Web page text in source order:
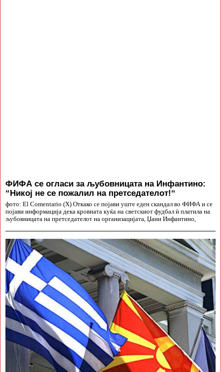
ФИФА се огласи за љубовницата на Инфантино:
“Никој не се пожалил на претседателот!“
фото: El Comentario (X) Откако се појави уште еден скандал во ФИФА и се
појави информација дека кровната куќа на светскиот фудбал ѝ платила на
љубовницата на претседателот на организацијата, Џани Инфантино,